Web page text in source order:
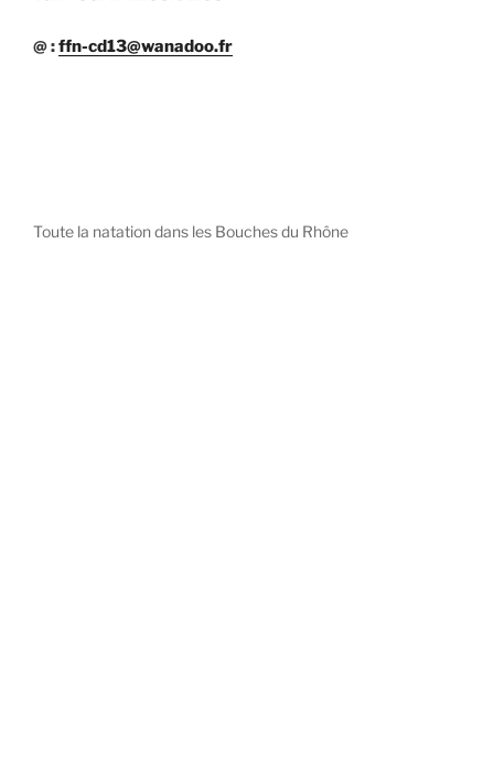
@ :ffn-cd13@wanadoo.fr
Toute la natation dans les Bouches du Rhône